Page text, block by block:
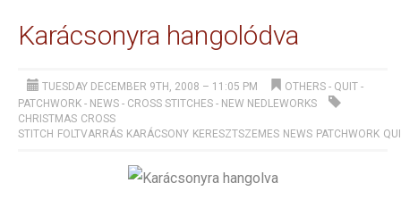
Karácsonyra hangolódva
TUESDAY DECEMBER 9TH, 2008 – 11:05 PM OTHERS - QUIT -
PATCHWORK - NEWS - CROSS STITCHES - NEW NEDLEWORKS
CHRISTMAS CROSS
STITCH FOLTVARRÁS KARÁCSONY KERESZTSZEMES NEWS PATCHWORK